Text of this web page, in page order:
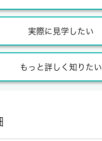
実際に見学したい
もっと詳しく知りたい